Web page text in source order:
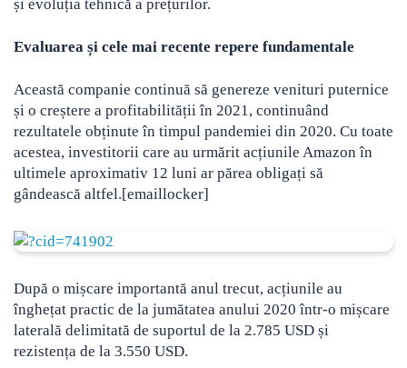
și evoluția tehnică a prețurilor.
Evaluarea și cele mai recente repere fundamentale
Această companie continuă să genereze venituri puternice
și o creștere a profitabilității în 2021, continuând
rezultatele obținute în timpul pandemiei din 2020. Cu toate
acestea, investitorii care au urmărit acțiunile Amazon în
ultimele aproximativ 12 luni ar părea obligați să
gândească altfel.[emaillocker]
După o mișcare importantă anul trecut, acțiunile au
înghețat practic de la jumătatea anului 2020 într-o mișcare
laterală delimitată de suportul de la 2.785 USD și
rezistența de la 3.550 USD.